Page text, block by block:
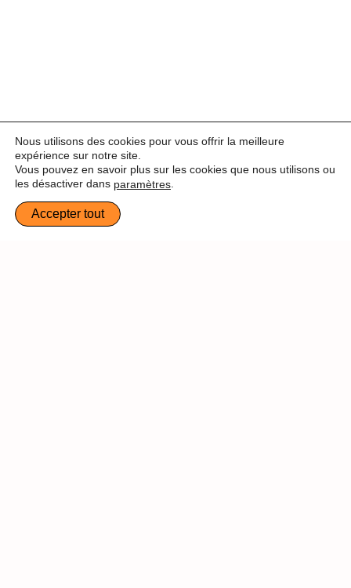
Nous utilisons des cookies pour vous offrir la meilleure
expérience sur notre site.
Vous pouvez en savoir plus sur les cookies que nous utilisons ou
les désactiver dans paramètres
Accepter tout